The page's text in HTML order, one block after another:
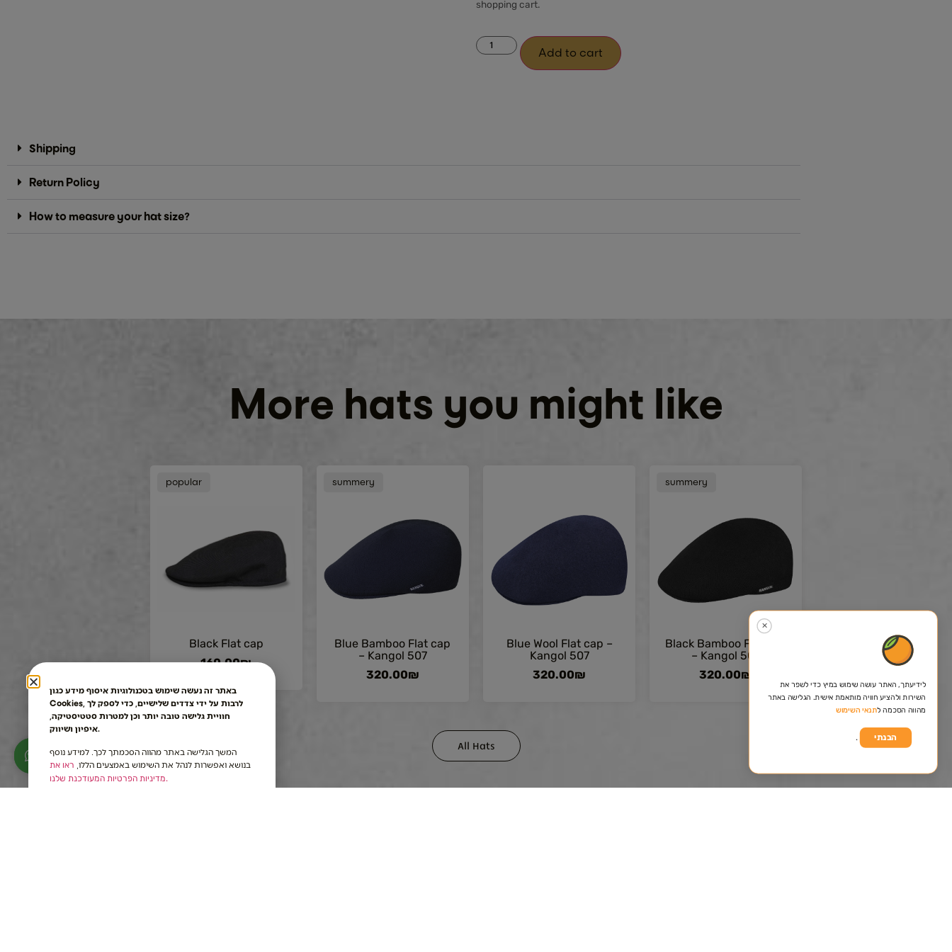
shopping cart.
Add to cart
Shipping
Return Policy
How to measure your hat size?
More hats you might like
popular
Black Flat cap
160.00₪
summery
Blue Bamboo Flat cap
– Kangol 507
320.00₪
Blue Wool Flat cap –
Kangol 507
320.00₪
summery
Black Bamboo Flat cap
– Kangol 507
320.00₪
All Hats
✕
לידיעתך, האתר עושה שימוש במיץ כדי לשפר את
השירות ולהציע חוויה מותאמת אישית. הגלישה באתר
מהווה הסכמה לתנאי השימוש
הבנתי .
באתר זה נעשה שימוש בטכנולוגיות איסוף מידע כגון
Cookies, לרבות על ידי צדדים שלישיים, כדי לספק לך
חוויית גלישה טובה יותר וכן למטרות סטטיסטיקה,
איפיון ושיווק.
המשך הגלישה באתר מהווה הסכמתך לכך. למידע נוסף
בנושא ואפשרות לנהל את השימוש באמצעים הללו, ראו את
מדיניות הפרטיות המעודכנת שלנו.